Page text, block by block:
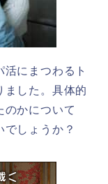
にまつわるト
ました。具体的
のかについて
しょうか？